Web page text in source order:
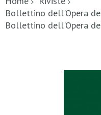
contenuto
Bollettino dell'Opera
Bollettino dell'Opera